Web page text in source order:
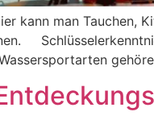
kann man Tauchen,